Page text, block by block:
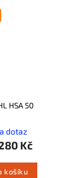
HSA 50
dotaz
Kč
košíku